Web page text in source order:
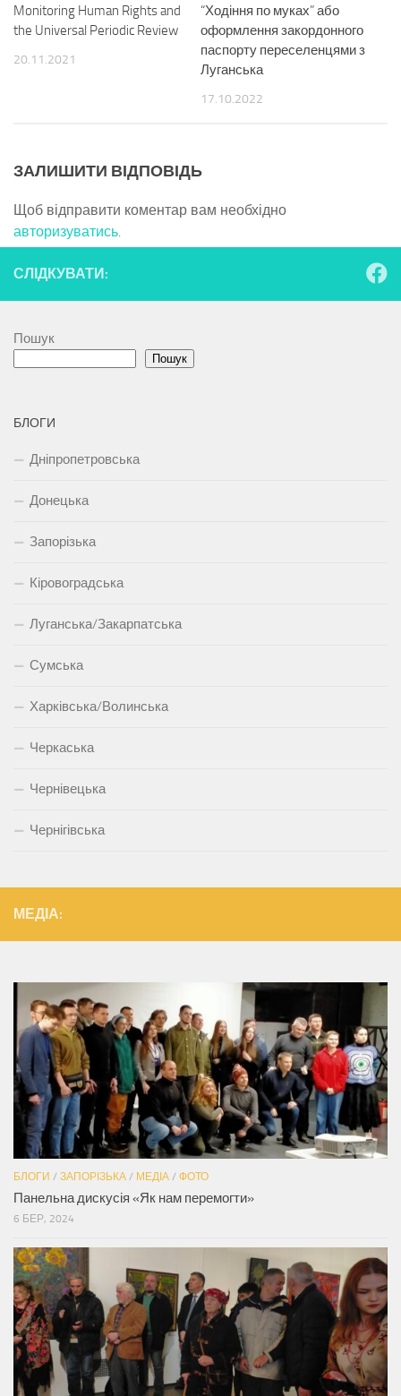
Monitoring Human Rights and
the Universal Periodic Review
20.11.2021
“Ходіння по муках” або
оформлення закордонного
паспорту переселенцями з
Луганська
17.10.2022
ЗАЛИШИТИ ВІДПОВІДЬ
Щоб відправити коментар вам необхідно
авторизуватись.
СЛІДКУВАТИ:
Пошук
Пошук
БЛОГИ
Дніпропетровська
Донецька
Запорізька
Кіровоградська
Луганська/Закарпатська
Сумська
Харківська/Волинська
Черкаська
Чернівецька
Чернігівська
МЕДІА:
БЛОГИ / ЗАПОРІЗЬКА / МЕДІА / ФОТО
Панельна дискусія «Як нам перемогти»
6 БЕР, 2024